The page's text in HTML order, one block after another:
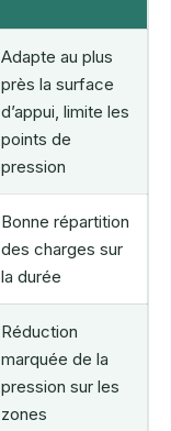
Adapte au plus
près la surface
d’appui, limite les
points de
pression
Bonne répartition
des charges sur
la durée
Réduction
marquée de la
pression sur les
zones